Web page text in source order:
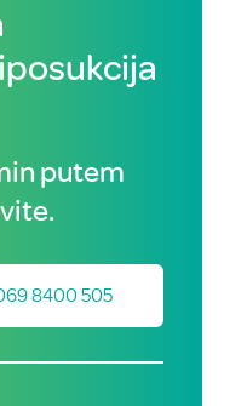
putem
8400 505